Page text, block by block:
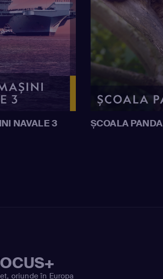
NAVALE 3 ȘCOALA PANDA
oriunde în Europa